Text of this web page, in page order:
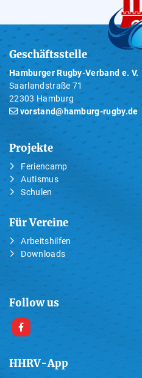
Geschäftsstelle
Hamburger Rugby-Verband e. V.
Saarlandstraße 71
22303 Hamburg
vorstand@hamburg-rugby.de
Projekte
Feriencamp
Autismus
Schulen
Für Vereine
Arbeitshilfen
Downloads
Follow us
HHRV-App